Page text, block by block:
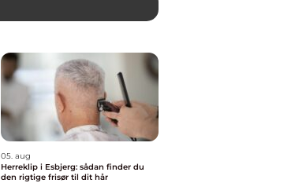
05. aug
Herreklip i Esbjerg: sådan finder du
den rigtige frisør til dit hår